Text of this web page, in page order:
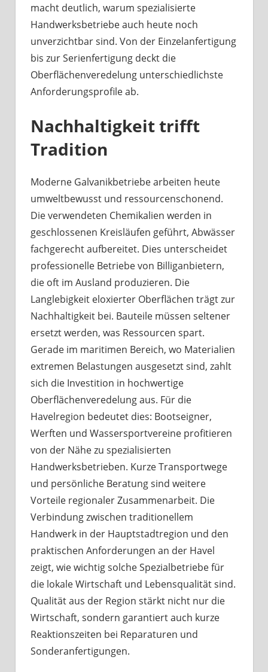
macht deutlich, warum spezialisierte
Handwerksbetriebe auch heute noch
unverzichtbar sind. Von der Einzelanfertigung
bis zur Serienfertigung deckt die
Oberflächenveredelung unterschiedlichste
Anforderungsprofile ab.
Nachhaltigkeit trifft
Tradition
Moderne Galvanikbetriebe arbeiten heute
umweltbewusst und ressourcenschonend.
Die verwendeten Chemikalien werden in
geschlossenen Kreisläufen geführt, Abwässer
fachgerecht aufbereitet. Dies unterscheidet
professionelle Betriebe von Billiganbietern,
die oft im Ausland produzieren. Die
Langlebigkeit eloxierter Oberflächen trägt zur
Nachhaltigkeit bei. Bauteile müssen seltener
ersetzt werden, was Ressourcen spart.
Gerade im maritimen Bereich, wo Materialien
extremen Belastungen ausgesetzt sind, zahlt
sich die Investition in hochwertige
Oberflächenveredelung aus. Für die
Havelregion bedeutet dies: Bootseigner,
Werften und Wassersportvereine profitieren
von der Nähe zu spezialisierten
Handwerksbetrieben. Kurze Transportwege
und persönliche Beratung sind weitere
Vorteile regionaler Zusammenarbeit. Die
Verbindung zwischen traditionellem
Handwerk in der Hauptstadtregion und den
praktischen Anforderungen an der Havel
zeigt, wie wichtig solche Spezialbetriebe für
die lokale Wirtschaft und Lebensqualität sind.
Qualität aus der Region stärkt nicht nur die
Wirtschaft, sondern garantiert auch kurze
Reaktionszeiten bei Reparaturen und
Sonderanfertigungen.